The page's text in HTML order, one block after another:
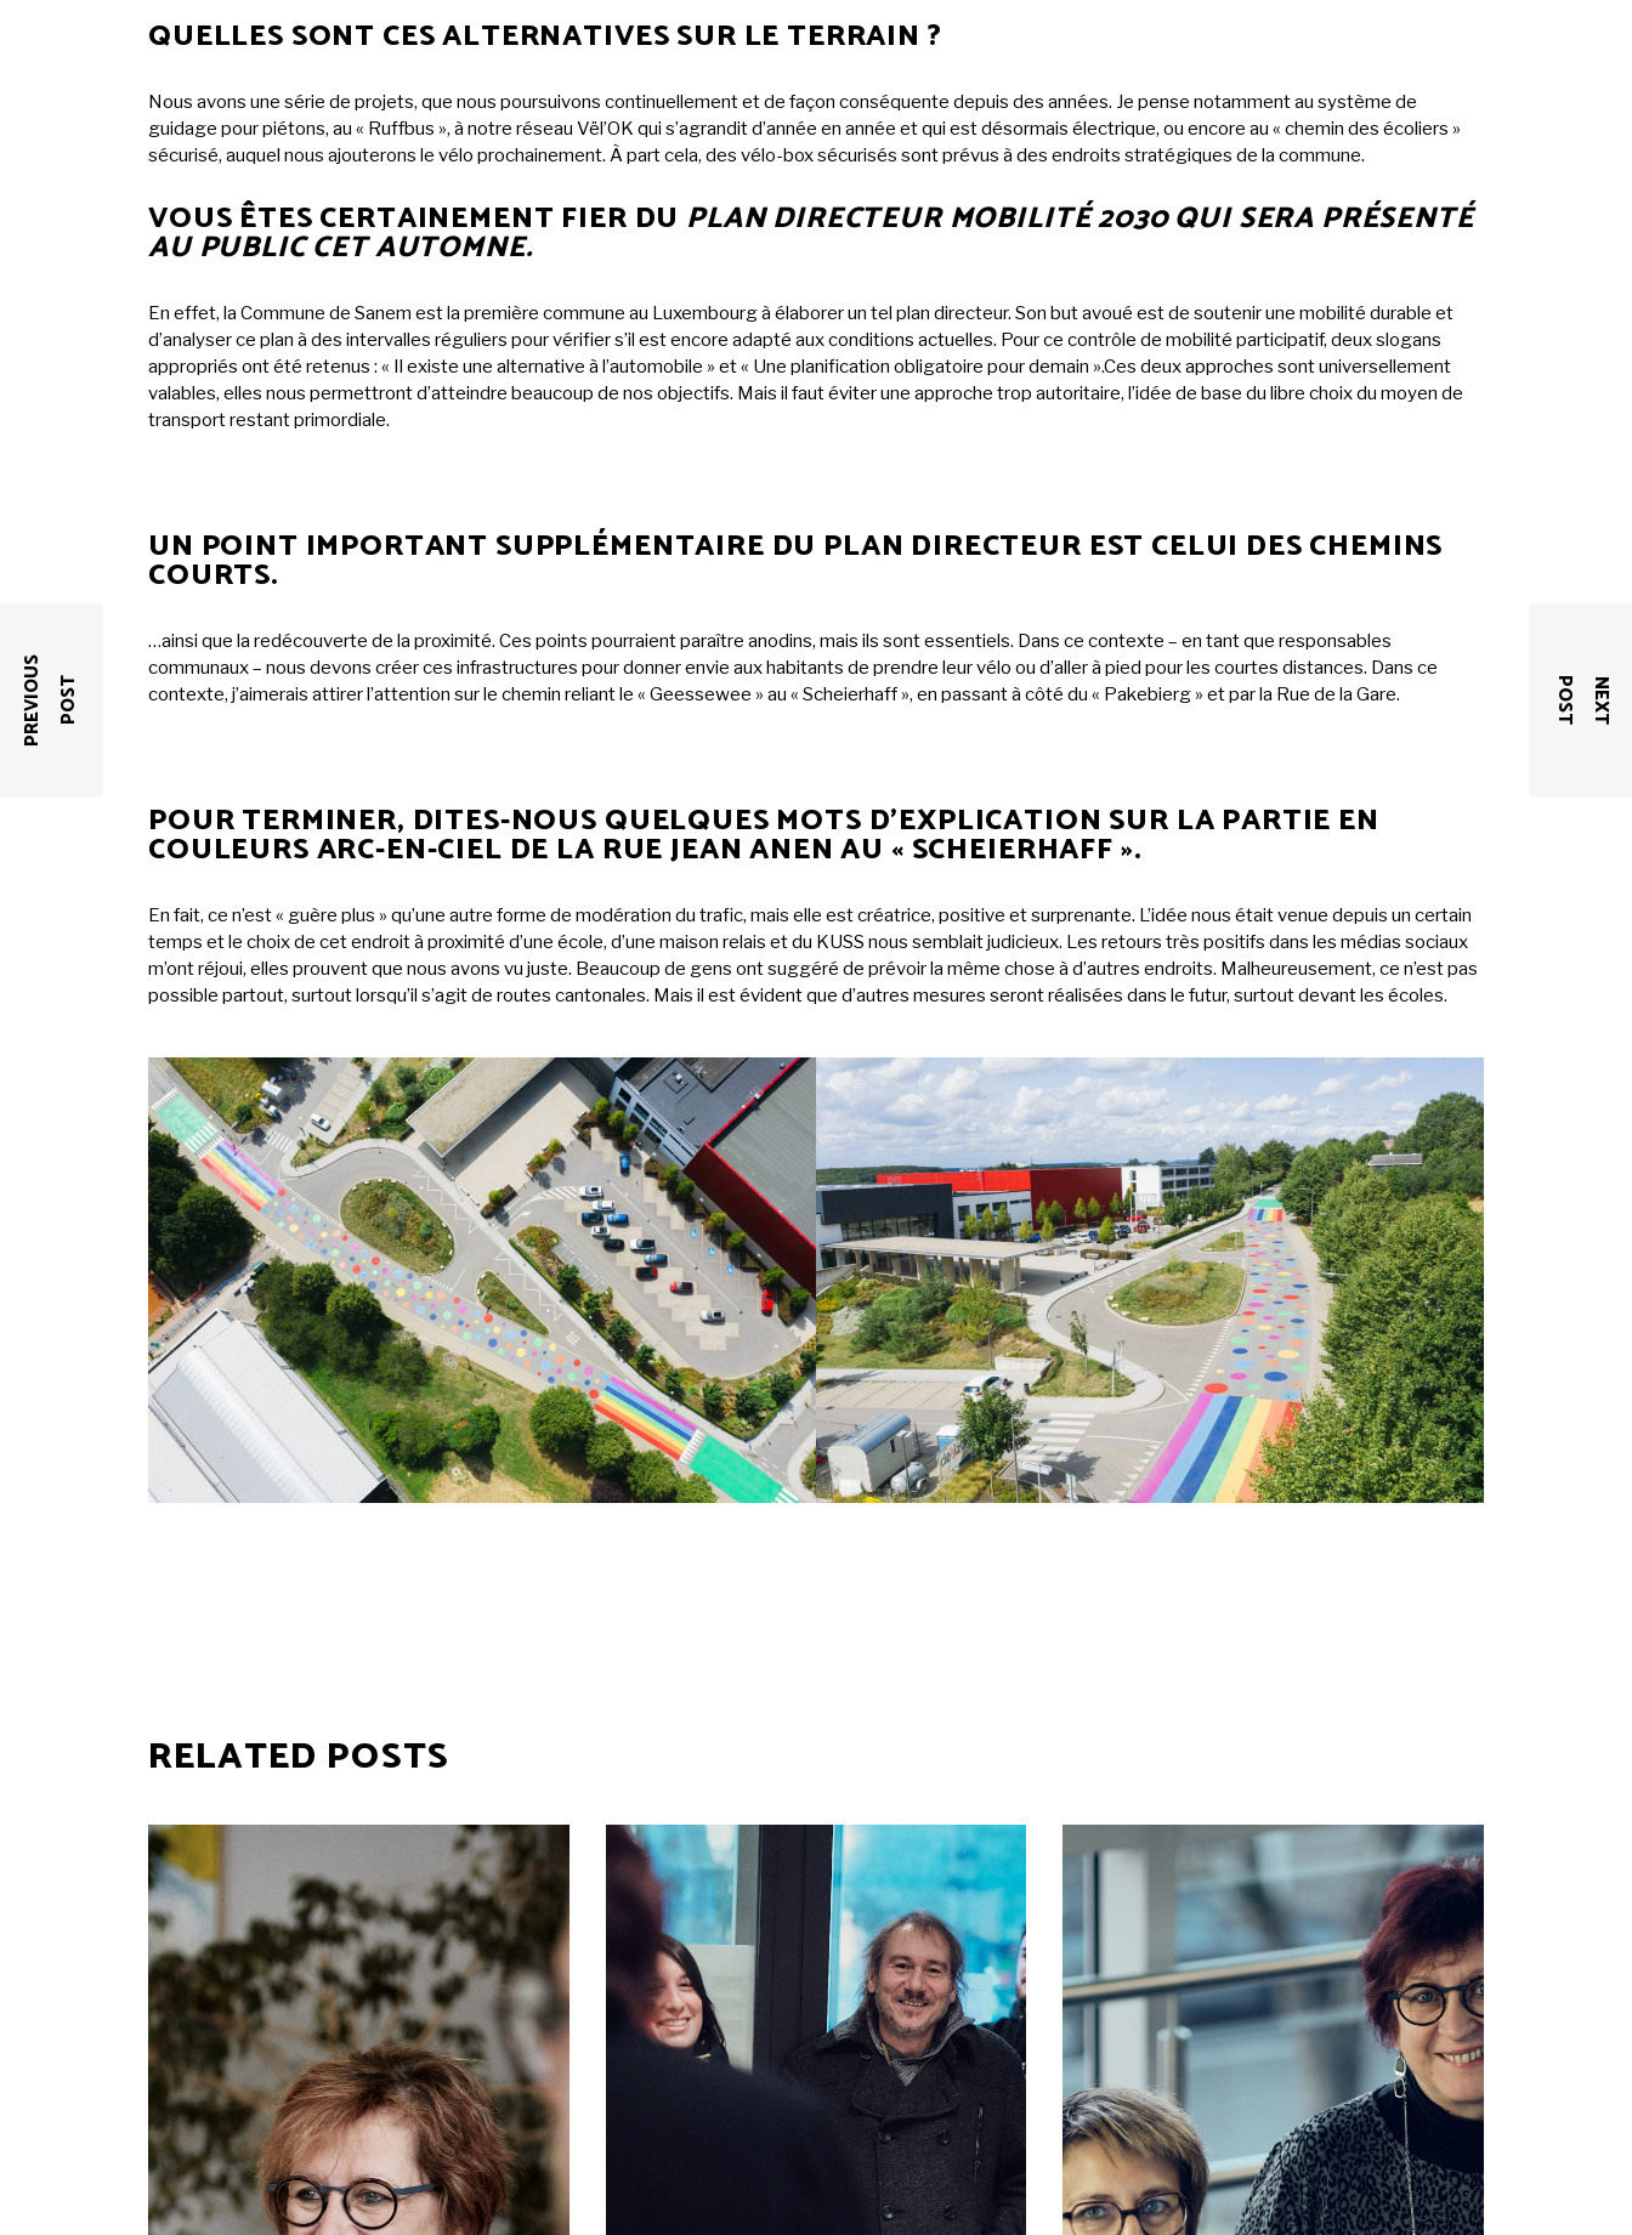
QUELLES SONT CES ALTERNATIVES SUR LE TERRAIN ?
Nous avons une série de projets, que nous poursuivons continuellement et de façon conséquente depuis des années. Je pense notamment au système de
guidage pour piétons, au « Ruffbus », à notre réseau Vël’OK qui s’agrandit d’année en année et qui est désormais électrique, ou encore au « chemin des écoliers »
sécurisé, auquel nous ajouterons le vélo prochainement. À part cela, des vélo-box sécurisés sont prévus à des endroits stratégiques de la commune.
VOUS ÊTES CERTAINEMENT FIER DU PLAN DIRECTEUR MOBILITÉ 2030 QUI SERA PRÉSENTÉ
AU PUBLIC CET AUTOMNE.
En effet, la Commune de Sanem est la première commune au Luxembourg à élaborer un tel plan directeur. Son but avoué est de soutenir une mobilité durable et
d’analyser ce plan à des intervalles réguliers pour vérifier s’il est encore adapté aux conditions actuelles. Pour ce contrôle de mobilité participatif, deux slogans
appropriés ont été retenus : « Il existe une alternative à l’automobile » et « Une planification obligatoire pour demain ».Ces deux approches sont universellement
valables, elles nous permettront d’atteindre beaucoup de nos objectifs. Mais il faut éviter une approche trop autoritaire, l’idée de base du libre choix du moyen de
transport restant primordiale.
UN POINT IMPORTANT SUPPLÉMENTAIRE DU PLAN DIRECTEUR EST CELUI DES CHEMINS
COURTS.
…ainsi que la redécouverte de la proximité. Ces points pourraient paraître anodins, mais ils sont essentiels. Dans ce contexte – en tant que responsables
communaux – nous devons créer ces infrastructures pour donner envie aux habitants de prendre leur vélo ou d’aller à pied pour les courtes distances. Dans ce
contexte, j’aimerais attirer l’attention sur le chemin reliant le « Geessewee » au « Scheierhaff », en passant à côté du « Pakebierg » et par la Rue de la Gare.
POUR TERMINER, DITES-NOUS QUELQUES MOTS D’EXPLICATION SUR LA PARTIE EN
COULEURS ARC-EN-CIEL DE LA RUE JEAN ANEN AU « SCHEIERHAFF ».
En fait, ce n’est « guère plus » qu’une autre forme de modération du trafic, mais elle est créatrice, positive et surprenante. L’idée nous était venue depuis un certain
temps et le choix de cet endroit à proximité d’une école, d’une maison relais et du KUSS nous semblait judicieux. Les retours très positifs dans les médias sociaux
m’ont réjoui, elles prouvent que nous avons vu juste. Beaucoup de gens ont suggéré de prévoir la même chose à d’autres endroits. Malheureusement, ce n’est pas
possible partout, surtout lorsqu’il s’agit de routes cantonales. Mais il est évident que d’autres mesures seront réalisées dans le futur, surtout devant les écoles.
P
R
E
V
I
O
U
S
P
O
S T N
E
X
T
P
O
S
T
RELATED POSTS